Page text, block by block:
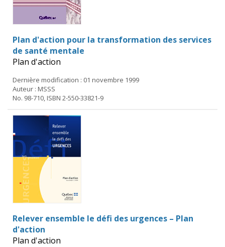
Plan d'action pour la transformation des services
de santé mentale
Plan d'action
Dernière modification : 01 novembre 1999
Auteur : MSSS
No. 98-710, ISBN 2-550-33821-9
Relever ensemble le défi des urgences – Plan
d'action
Plan d'action